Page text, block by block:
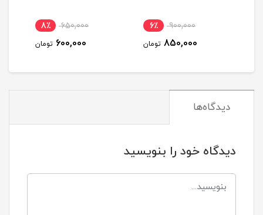
900,000 6٪
850,000 تومان
650,000 8٪
600,000 تومان
دیدگاه‌ها
دیدگاه خود را بنویسید